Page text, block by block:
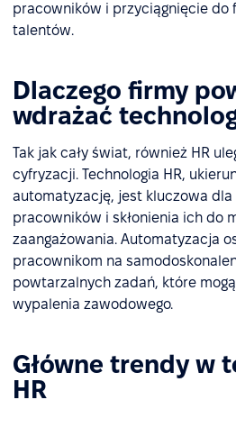
pracowników i przyciągnięcie do
talentów.
Dlaczego firmy
wdrażać
Tak jak cały świat, również HR
cyfryzacji. Technologia HR,
automatyzację, jest kluczowa dla
pracowników i skłonienia ich do
zaangażowania. Automatyzacja
pracownikom na
powtarzalnych zadań, które
wypalenia zawodowego.
Główne trendy w
HR